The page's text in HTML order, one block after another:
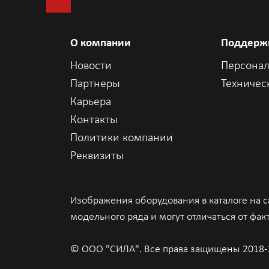
200 об/мин, 2,5
Жесткий диск 1
Жесткий диск 2
Жесткий диск 2
Твердотельный
Твердотельный
О компании
Новости
Партнеры
Карьера
Контакты
Политики компании
Реквизиты
Изображения оборудования в каталоге на
модельного ряда и могут отличаться от
© ООО "СИЛА". Все права защищены 2018-